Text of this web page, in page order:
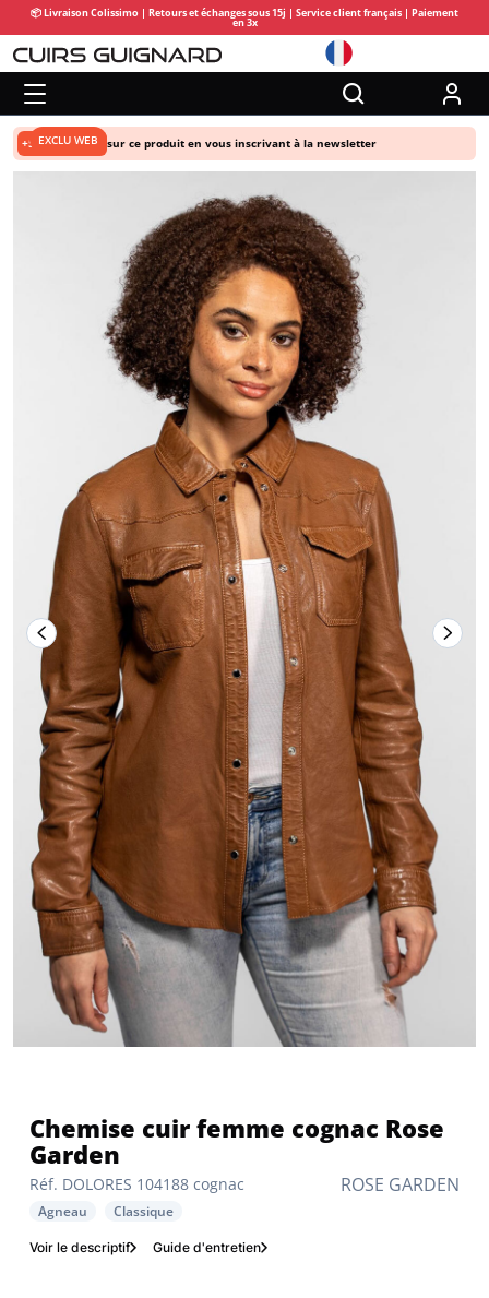
📦 Livraison Colissimo | Retours et échanges sous 15j | Service client français | Paiement
en 3x
ROSE GARDEN
Réf. DOLORES 104188 cognac
Chemise cuir femme cognac Rose
Garden
Agneau Classique
Voir le descriptif Guide d'entretien
+5% de remise sur ce produit en vous inscrivant à la newsletter
EXCLU WEB